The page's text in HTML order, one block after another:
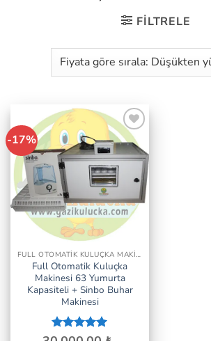
FILTRELE
-17%
İstek
Listeme
Ekle
FULL OTOMATIK KULUÇKA MAKINASI NEM ISI ÇEVIRME HER ŞEY DAHIL
Full Otomatik Kuluçka
Makinesi 63 Yumurta
Kapasiteli + Sinbo Buhar
Makinesi
5 üzerinden